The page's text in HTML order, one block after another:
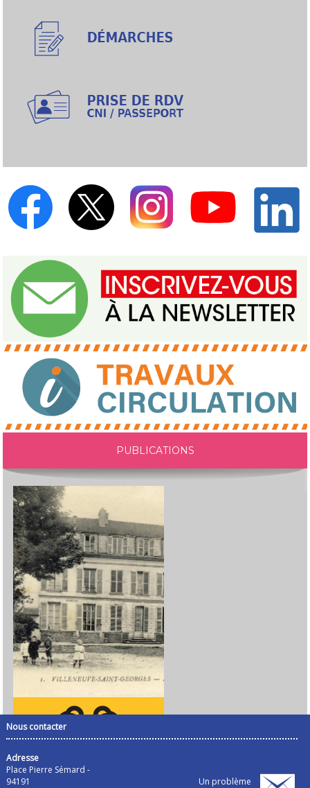
PUBLICATIONS
Nous contacter
Adresse
Place Pierre Sémard -
94191
Un problème